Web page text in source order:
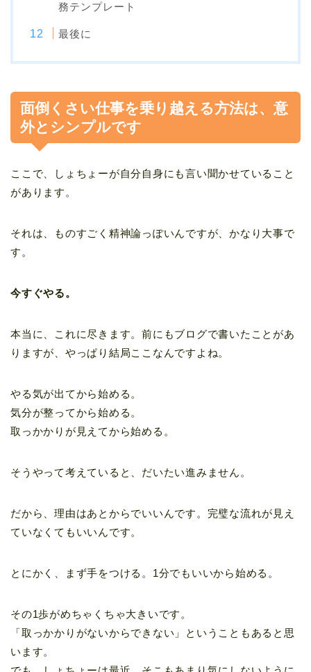
務テンプレート
最後に
面倒くさい仕事を乗り越える方法は、意
外とシンプルです
ここで、しょちょーが自分自身にも言い聞かせていること
があります。
それは、ものすごく精神論っぽいんですが、かなり大事で
す。
今すぐやる。
本当に、これに尽きます。前にもブログで書いたことがあ
りますが、やっぱり結局ここなんですよね。
やる気が出てから始める。
気分が整ってから始める。
取っかかりが見えてから始める。
そうやって考えていると、だいたい進みません。
だから、理由はあとからでいいんです。完璧な流れが見え
ていなくてもいいんです。
とにかく、まず手をつける。1分でもいいから始める。
その1歩がめちゃくちゃ大きいです。
「取っかかりがないからできない」ということもあると思
います。